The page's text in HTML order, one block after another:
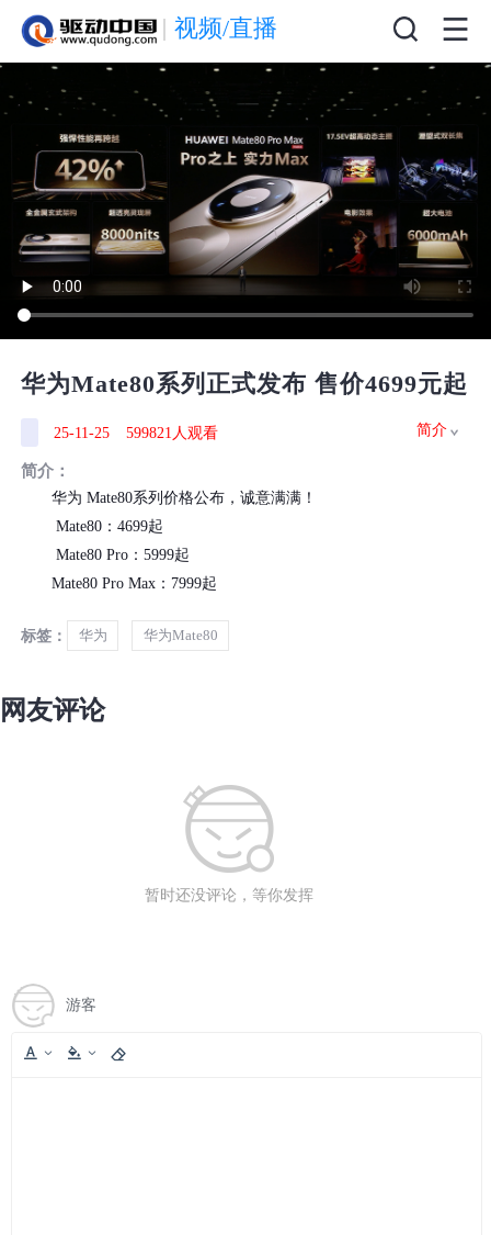
视频/直播
华为Mate80系列正式发布 售价4699元起
25-11-25 599821人观看 简介
简介：
华为 Mate80系列价格公布，诚意满满！
Mate80：4699起
Mate80 Pro：5999起
Mate80 Pro Max：7999起
标签： 华为 华为Mate80
网友评论
暂时还没评论，等你发挥
游客